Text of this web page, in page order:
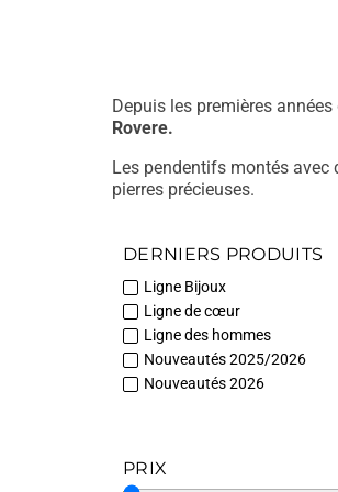
Depuis les premières
Rovere.
Les pendentifs montés avec
pierres précieuses.
véritable marque de
Outre les pendentifs en
précieuses profilées, en
dentelées directement sur
Avec ce type de traitement,
l’Améthyste ou l’Agate
plus haut point, car elle est
canonique, certes élégante,
DERNIERS PRODUITS
Ligne Bijoux
Ligne de cœur
Ligne des hommes
Nouveautés 2025/2026
Nouveautés 2026
PRIX